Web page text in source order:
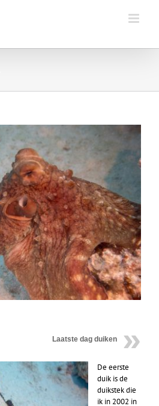
Laatste dag duiken
De eerste
duik is de
duikstek die
ik in 2002 in